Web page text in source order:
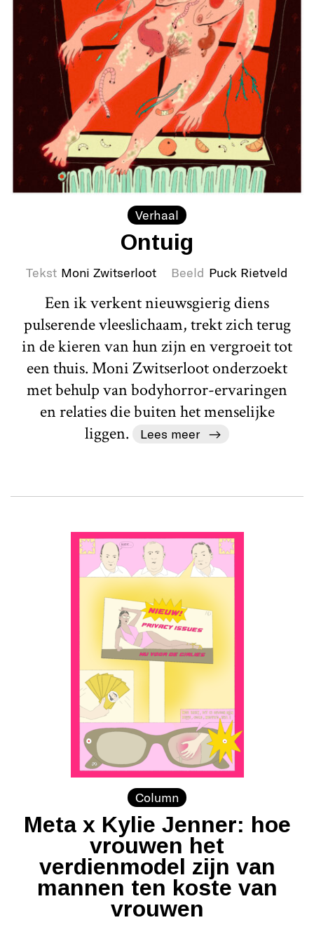
Verhaal
Ontuig
Tekst Moni Zwitserloot Beeld Puck Rietveld
Een ik verkent nieuwsgierig diens
pulserende vleeslichaam, trekt zich terug
in de kieren van hun zijn en vergroeit tot
een thuis. Moni Zwitserloot onderzoekt
met behulp van bodyhorror-ervaringen
en relaties die buiten het menselijke
liggen.
Lees meer
Column
Meta x Kylie Jenner: hoe
vrouwen het
verdienmodel zijn van
mannen ten koste van
vrouwen